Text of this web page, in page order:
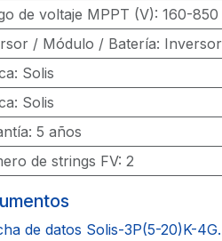
de voltaje MPPT (V): 160-850
/ Módulo / Batería: Inversor
: Solis
: Solis
: 5 años
de strings FV: 2
de datos Solis-3P(5-20)K-